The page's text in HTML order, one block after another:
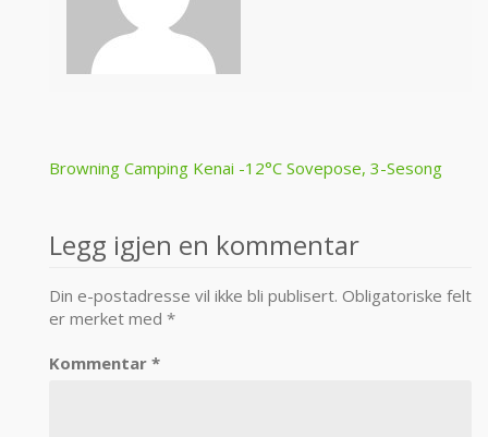
Post
Browning Camping Kenai -12°C Sovepose, 3-Sesong
Legg igjen en kommentar
Din e-postadresse vil ikke bli publisert. Obligatoriske felt
er merket med *
Kommentar *